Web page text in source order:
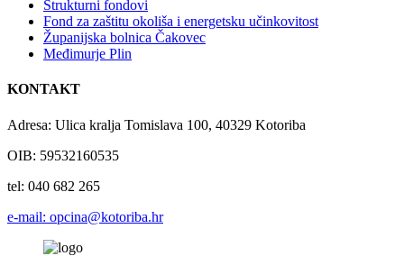
Strukturni fondovi
Fond za zaštitu okoliša i energetsku učinkovitost
Županijska bolnica Čakovec
Međimurje Plin
KONTAKT
Adresa: Ulica kralja Tomislava 100, 40329 Kotoriba
OIB: 59532160535
tel: 040 682 265
e-mail: opcina@kotoriba.hr